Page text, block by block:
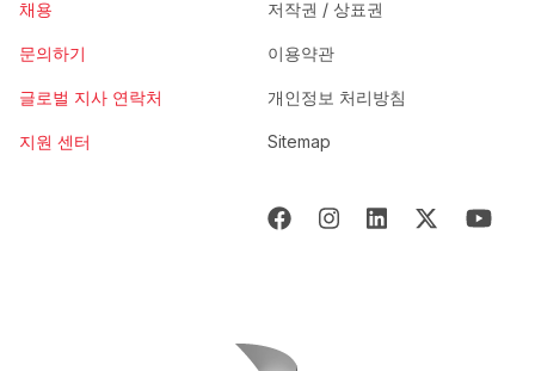
채용
문의하기
글로벌 지사 연락처
지원 센터
저작권 / 상표권
이용약관
개인정보 처리방침
Sitemap